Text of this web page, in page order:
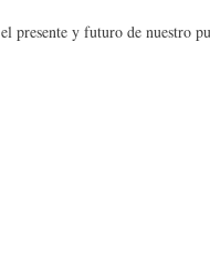
presente y futuro de nuestro